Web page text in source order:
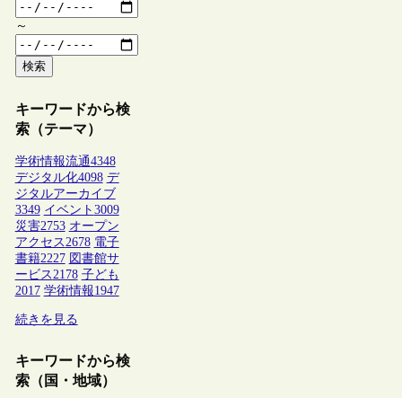
～
検索
キーワードから検
索（テーマ）
学術情報流通4348
デジタル化4098 デ
ジタルアーカイブ
3349 イベント 3009
災害2753 オープン
アクセス2678 電子
書籍2227 図書館サ
ービス2178 子ども
2017 学術情報1947
続きを見る
キーワードから検
索（国・地域）